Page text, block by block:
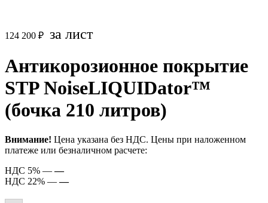
124 200 ₽ за лист
Антикорозионное покрытие
STP NoiseLIQUIDator™
(бочка 210 литров)
Внимание! Цена указана без НДС. Цены при наложенном
платеже или безналичном расчете:
НДС 5% ——
НДС 22% ——